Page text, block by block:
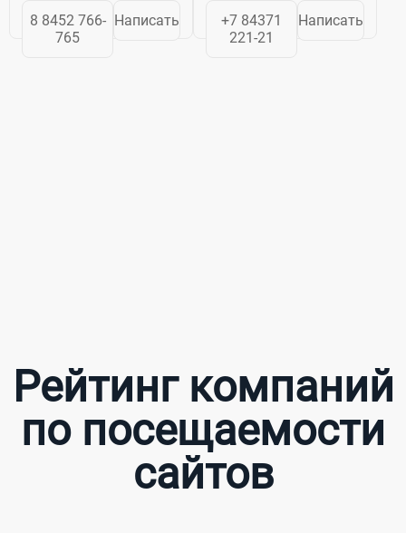
осуществляет
комплексное
оснащение
8 8452 766-
765
Написать
Зеленодольск
(Татарстан).
Входит в состав
+7 84371
221-21
Написать
Рейтинг компаний
по посещаемости
сайтов